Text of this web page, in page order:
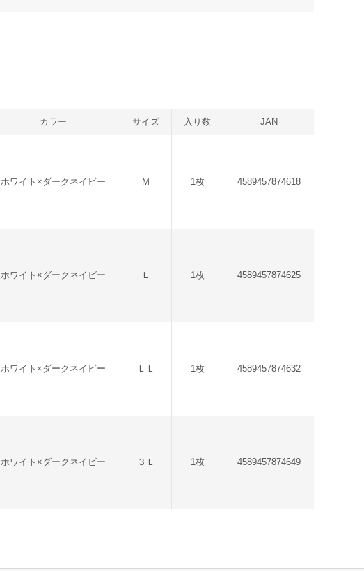
カラー サイズ 入り数 JAN
ホワイト×ダークネイビー Ｍ 1枚 4589457874618
ホワイト×ダークネイビー Ｌ 1枚 4589457874625
ホワイト×ダークネイビー ＬＬ 1枚 4589457874632
ホワイト×ダークネイビー ３Ｌ 1枚 4589457874649